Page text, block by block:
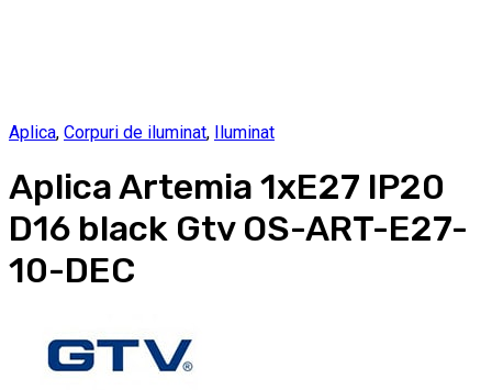
Aplica, Corpuri de iluminat, Iluminat
Aplica Artemia 1xE27 IP20
D16 black Gtv OS-ART-E27-
10-DEC